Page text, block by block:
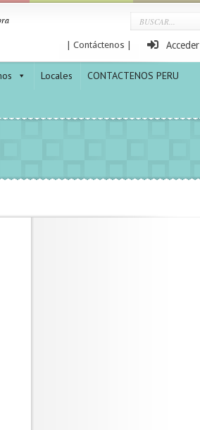
| Contáctenos | Acceder
Locales CONTACTENOS PERU